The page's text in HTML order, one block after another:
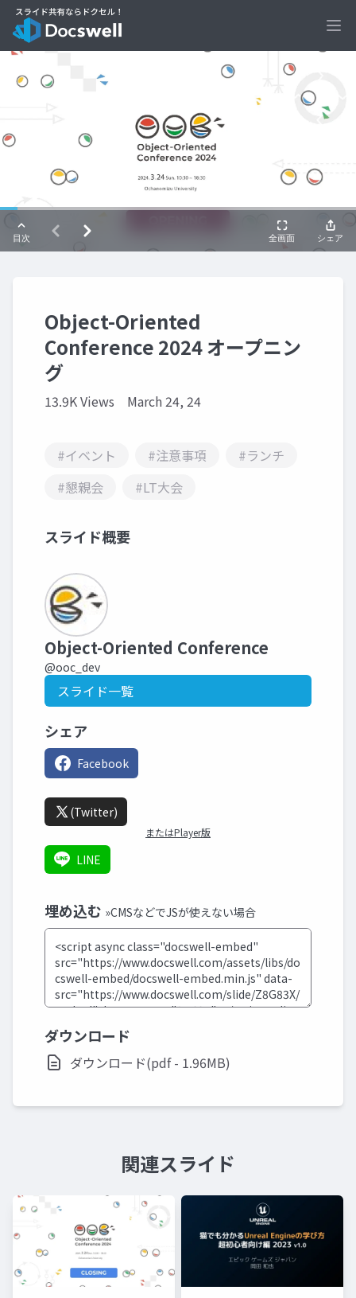
Object-Oriented
Conference 2024 オープニン
グ
13.9K Views March 24, 24
#イベント #注意事項
#ランチ
#懇親会
#LT大会
スライド概要
Object-Oriented Conference
@ooc_dev
スライド一覧
シェア
Facebook
(Twitter)
またはPlayer版
LINE
埋め込む »CMSなどでJSが使えない場合
ダウンロード
ダウンロード(pdf - 1.96MB)
関連スライド